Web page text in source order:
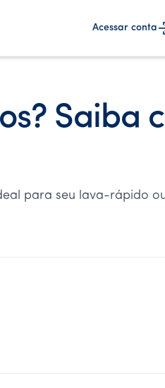
Acessar conta
Saiba
para seu lava-rápido